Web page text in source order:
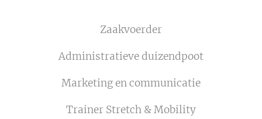
Zaakvoerder
Administratieve duizendpoot
Marketing en communicatie
Trainer Stretch & Mobility